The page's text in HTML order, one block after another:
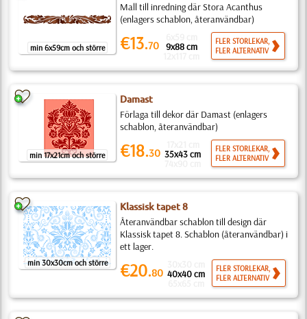
min 6x59cm och större
Mall till inredning där Stora Acanthus
(enlagers schablon, återanvändbar)
€13.70 9x88 cm
FLER STORLEKAR,
FLER ALTERNATIV
min 17x21cm och större
Damast
Förlaga till dekor där Damast (enlagers
schablon, återanvändbar)
€18.30 35x43 cm
FLER STORLEKAR,
FLER ALTERNATIV
min 30x30cm och större
Klassisk tapet 8
Återanvändbar schablon till design där
Klassisk tapet 8. Schablon (återanvändbar) i
ett lager.
€20.80 40x40 cm
FLER STORLEKAR,
FLER ALTERNATIV